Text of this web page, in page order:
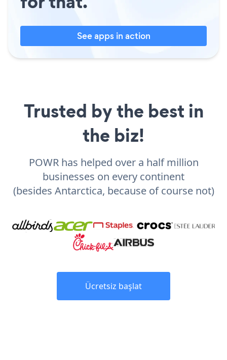
See apps in action
Trusted by the best in
the biz!
POWR has helped over a half million
businesses on every continent
(besides Antarctica, because of course not)
Ücretsiz başlat